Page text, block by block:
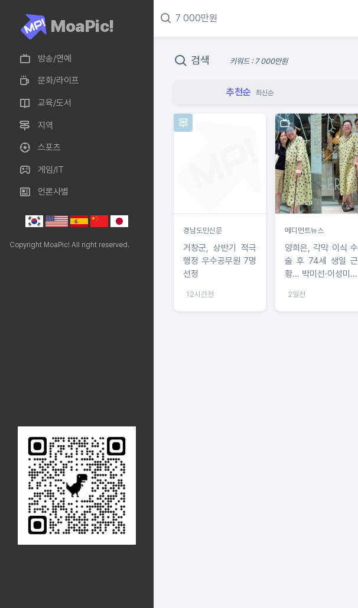
MoaPic!
방송/연예
문화/라이프
교육/도서
지역
스포츠
게임/IT
언론사별
Copyright MoaPic! All right reserved.
검색 키워드 : 7 000만원
추천순 최신순
경남도민신문
거창군, 상반기 적극
행정 우수공무원 7명
선정
12시간전
메디먼트뉴스
양희은, 각막 이식 수
술 후 74세 생일 근
황… 박미선·이성미와
2일전